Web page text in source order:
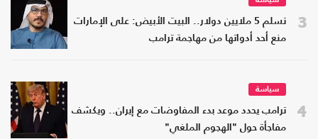
3
تسلم 5 ملايين دولار.. البيت الأبيض: على الإمارات
منع أحد أدواتها من مهاجمة ترامب
4
سياسة
ترامب يحدد موعد بدء المفاوضات مع إيران.. ويكشف
مفاجأة حول "الهجوم الملغي"